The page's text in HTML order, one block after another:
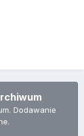
Dodawanie